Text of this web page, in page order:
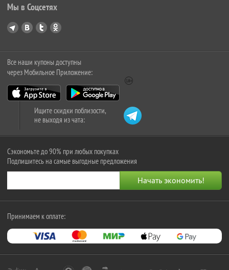
Мы в Соцсетях
Все наши купоны доступны
через Мобильное Приложение:
Ищите скидки поблизости,
не выходя из чата:
Сэкономьте до 90% при любых покупках
Подпишитесь на самые выгодные предложения
Принимаем к оплате: